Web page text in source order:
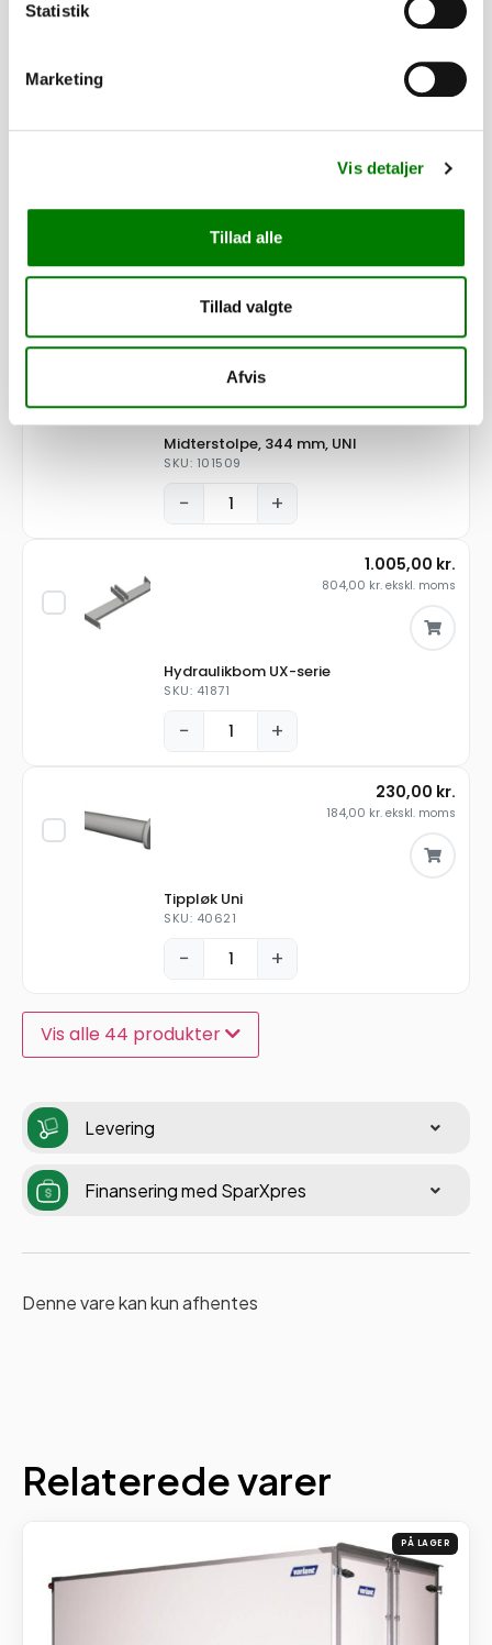
Statistik
Marketing
Vis detaljer
Tillad alle
Tillad valgte
Afvis
Aksel f/rampe UNI - L.2050
SKU: 40625
− +
508,00kr. ekskl. moms
Midterstolpe, 344 mm, UNI
SKU: 101509
− +
320,00kr.
Hydraulikbom UX-serie
SKU: 41871
− +
1.005,00 kr.
804,00 kr. ekskl. moms
Tippløk Uni
SKU: 40621
− +
230,00 kr.
184,00 kr. ekskl. moms
Vis alle 44 produkter
Levering
Finansering med SparXpres
Denne vare kan kun afhentes
Relaterede varer
PÅ LAGER